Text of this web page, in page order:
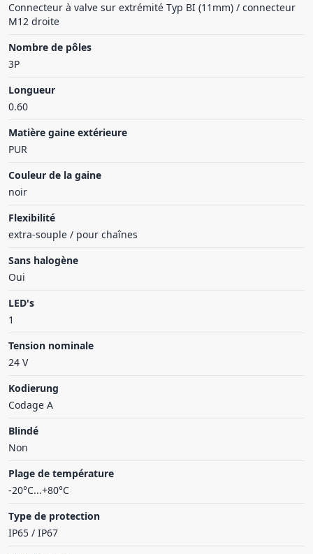
Connecteur à valve sur extrémité Typ BI (11mm) / connecteur
M12 droite
Nombre de pôles
3P
Longueur
0.60
Matière gaine extérieure
PUR
Couleur de la gaine
noir
Flexibilité
extra-souple / pour chaînes
Sans halogène
Oui
LED's
1
Tension nominale
24 V
Kodierung
Codage A
Blindé
Non
Plage de température
-20°C...+80°C
Type de protection
IP65 / IP67